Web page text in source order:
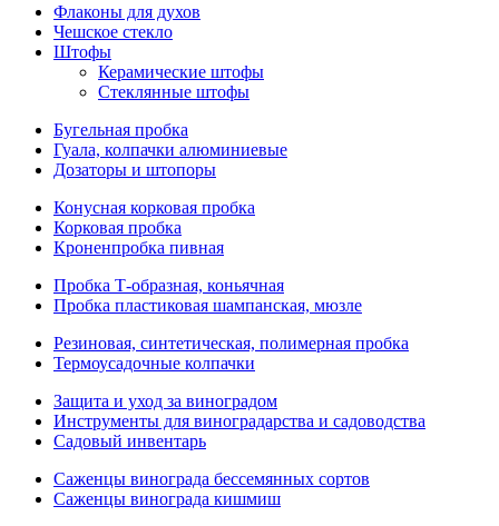
Флаконы для духов
Чешское стекло
Штофы
Керамические штофы
Стеклянные штофы
Бугельная пробка
Гуала, колпачки алюминиевые
Дозаторы и штопоры
Конусная корковая пробка
Корковая пробка
Кроненпробка пивная
Пробка Т-образная, коньячная
Пробка пластиковая шампанская, мюзле
Резиновая, синтетическая, полимерная пробка
Термоусадочные колпачки
Защита и уход за виноградом
Инструменты для виноградарства и садоводства
Садовый инвентарь
Саженцы винограда бессемянных сортов
Саженцы винограда кишмиш